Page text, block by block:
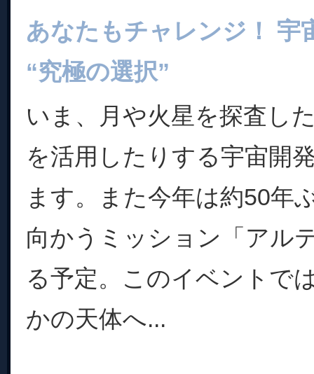
あなたもチャレンジ！ 宇
“究極の選択”
いま、月や火星を探査し
を活用したりする宇宙開
ます。また今年は約50年
向かうミッション「アル
る予定。このイベントで
かの天体へ...